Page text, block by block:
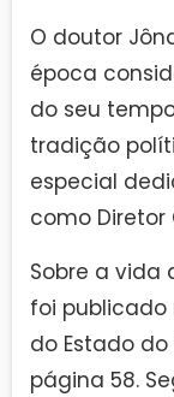
O doutor
época
do seu
tradição
especial
como Diretor
Sobre a vida
foi publicado
do Estado do
página 58.